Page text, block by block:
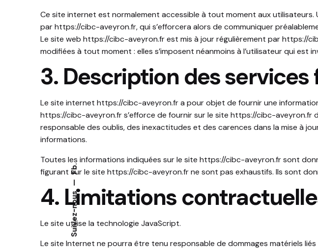
Suivez-nous
Fb.
Ce site internet est normalement accessible à tout moment aux
parhttps://cibc-aveyron.fr, qui s’efforcera alors de communiquer
Le site web https://cibc-aveyron.frest mis à jour régulièrement parhttps://
modifiées à tout moment : elles s’imposent néanmoins à l’utilisateur qui est
3. Description des services
Le site internet https://cibc-aveyron.fra pour objet de fournir une
https://cibc-aveyron.frs’efforce de fournir sur le site https://cibc-aveyron.fr
responsable des oublis, des inexactitudes et des carences dans la mise à
informations.
Toutes les informations indiquées sur le site https://cibc-aveyron.frsont
figurant sur le site https://cibc-aveyron.frne sont pas exhaustifs. Ils sont
4. Limitations
Le site utilise la technologie JavaScript.
Le site Internet ne pourra être tenu responsable de dommages matériels liés